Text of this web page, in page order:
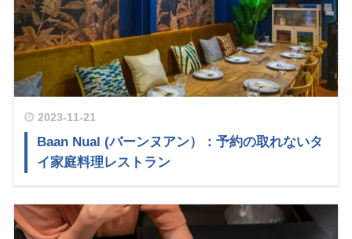
2023-11-21
Baan Nual (バーンヌアン）：予約の取れないタ
イ家庭料理レストラン